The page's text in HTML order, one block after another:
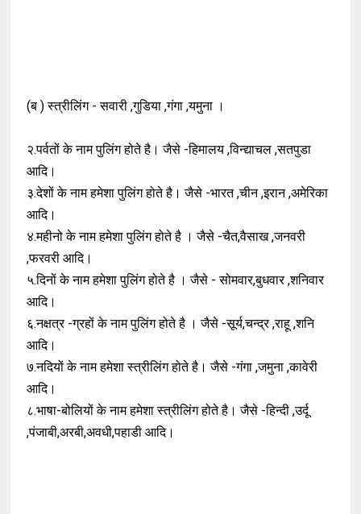
(ब ) स्त्रीलिंग - सवारी ,गुडिया ,गंगा ,यमुना ।
२.पर्वतों के नाम पुलिंग होते है। जैसे -हिमालय ,विन्द्याचल ,सतपुडा
आदि।
३.देशों के नाम हमेशा पुलिंग होते है। जैसे -भारत ,चीन ,इरान ,अमेरिका
आदि।
४.महीनो के नाम हमेशा पुलिंग होते है । जैसे -चैत,वैसाख ,जनवरी
,फरवरी आदि।
५.दिनों के नाम हमेशा पुलिंग होते है । जैसे - सोमवार,बुधवार ,शनिवार
आदि।
६.नक्षत्र -ग्रहों के नाम पुलिंग होते है । जैसे -सूर्य,चन्द्र ,राहू ,शनि
आदि।
७.नदियों के नाम हमेशा स्त्रीलिंग होते है। जैसे -गंगा ,जमुना ,कावेरी
आदि।
८.भाषा-बोलियों के नाम हमेशा स्त्रीलिंग होते है। जैसे -हिन्दी ,उर्दू
,पंजाबी,अरबी,अवधी,पहाडी आदि।